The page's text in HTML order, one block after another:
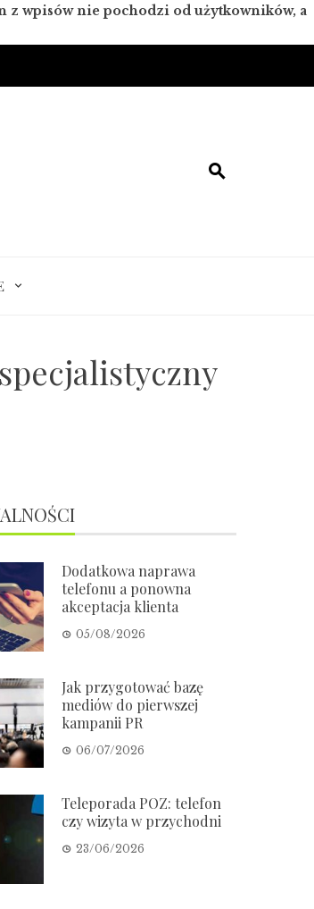
z wpisów nie pochodzi od użytkowników, a
Dodatkowa naprawa
telefonu a ponowna
akceptacja klienta
05/08/2026
Jak przygotować bazę
mediów do pierwszej
kampanii PR
06/07/2026
Teleporada POZ: telefon
czy wizyta w przychodni
23/06/2026